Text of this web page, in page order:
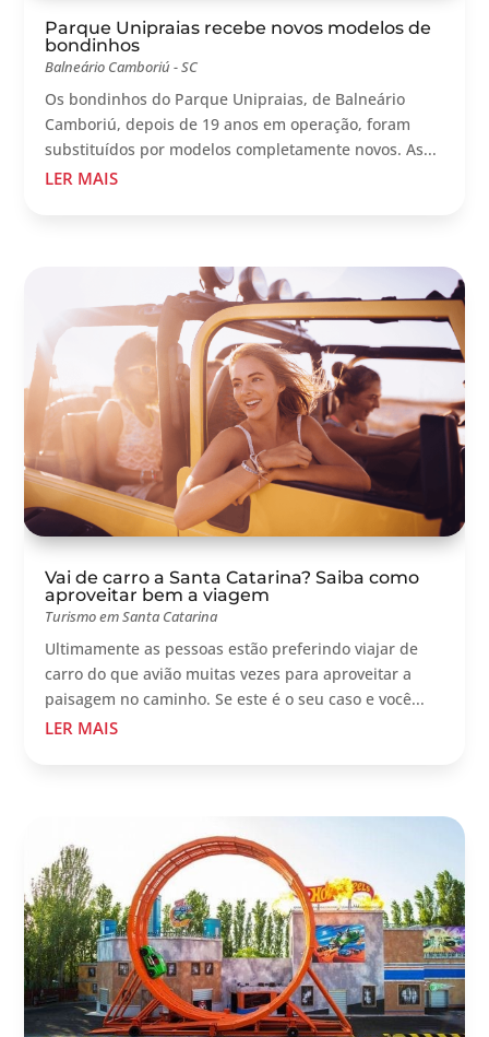
Parque Unipraias recebe novos modelos de
bondinhos
Balneário Camboriú - SC
Os bondinhos do Parque Unipraias, de Balneário
Camboriú, depois de 19 anos em operação, foram
substituídos por modelos completamente novos. As...
LER MAIS
Vai de carro a Santa Catarina? Saiba como
aproveitar bem a viagem
Turismo em Santa Catarina
Ultimamente as pessoas estão preferindo viajar de
carro do que avião muitas vezes para aproveitar a
paisagem no caminho. Se este é o seu caso e você...
LER MAIS